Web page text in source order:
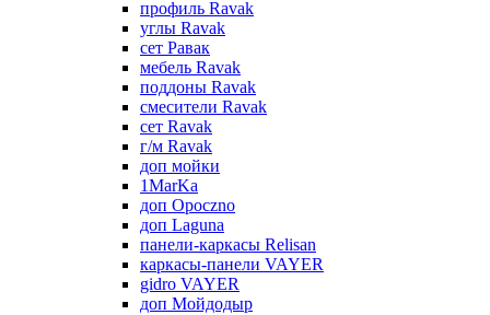
профиль Ravak
углы Ravak
сет Равак
мебель Ravak
поддоны Ravak
смесители Ravak
сет Ravak
г/м Ravak
доп мойки
1MarKa
доп Opoczno
доп Laguna
панели-каркасы Relisan
каркасы-панели VAYER
gidro VAYER
доп Мойдодыр